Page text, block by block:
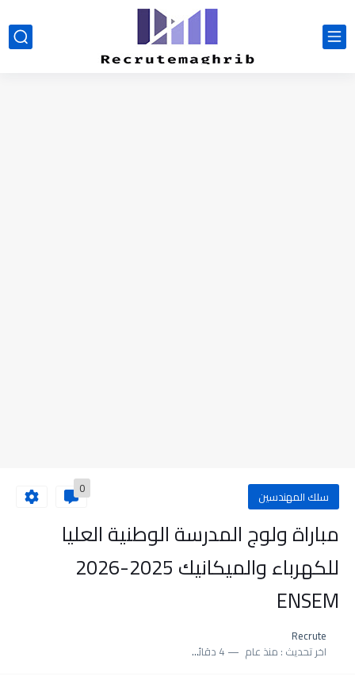
سلك المهندسين 0
مباراة ولوج المدرسة الوطنية العليا
للكهرباء والميكانيك 2025-2026
ENSEM
Recrute
اخر تحديث : منذ عام 4 دقائق للقراءة